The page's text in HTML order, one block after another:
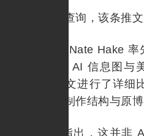
发稿前查询，该条推文
X 用户 Nate Hake 率
谷歌发布的 AI 信息图与
上的一篇旧文进行了详
的配料表和制作结构与原
Hake 指出，这并非 AI